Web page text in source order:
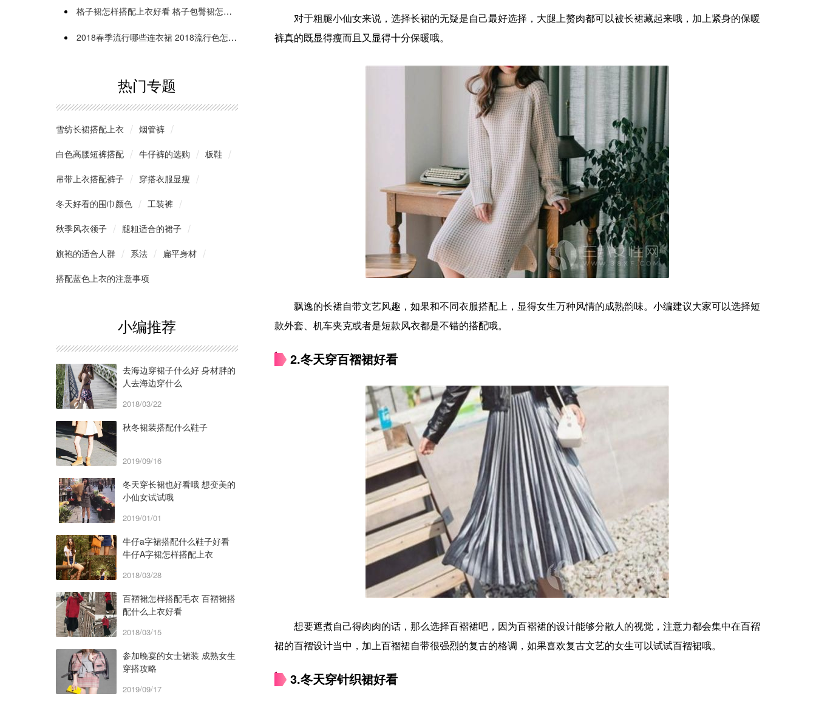
格子裙怎样搭配上衣好看 格子包臀裙怎样搭配
2018春季流行哪些连衣裙 2018流行色怎么穿
热门专题
雪纺长裙搭配上衣 烟管裤
白色高腰短裤搭配 牛仔裤的选购 板鞋
吊带上衣搭配裤子 穿搭衣服显瘦
冬天好看的围巾颜色 工装裤
秋季风衣领子 腿粗适合的裙子
旗袍的适合人群 系法 扁平身材
搭配蓝色上衣的注意事项
小编推荐
​去海边穿裙子什么好 身材胖的
人去海边穿什么
2018/03/22
秋冬裙装搭配什么鞋子
2019/09/16
冬天穿长裙也好看哦 想变美的
小仙女试试哦
2019/01/01
牛仔a字裙搭配什么鞋子好看
牛仔A字裙怎样搭配上衣
2018/03/28
百褶裙怎样搭配毛衣 百褶裙搭
配什么上衣好看
2018/03/15
参加晚宴的女士裙装 成熟女生
穿搭攻略
2019/09/17
对于粗腿小仙女来说，选择长裙的无疑是自己最好选择，大腿上赘肉都可以被长裙藏起来哦，加上紧身的保暖
裤真的既显得瘦而且又显得十分保暖哦。
飘逸的长裙自带文艺风趣，如果和不同衣服搭配上，显得女生万种风情的成熟韵味。小编建议大家可以选择短
款外套、机车夹克或者是短款风衣都是不错的搭配哦。
2.冬天穿百褶裙好看
想要遮煮自己得肉肉的话，那么选择百褶裙吧，因为百褶裙的设计能够分散人的视觉，注意力都会集中在百褶
裙的百褶设计当中，加上百褶裙自带很强烈的复古的格调，如果喜欢复古文艺的女生可以试试百褶裙哦。
3.冬天穿针织裙好看